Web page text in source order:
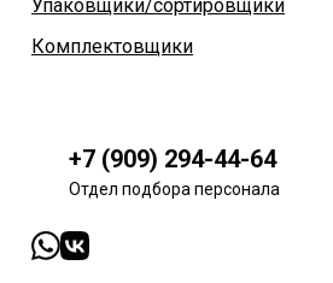
Комплектовщики
Упаковщики/сортировщики
+7 (909) 294-44-64
Отдел подбора персонала